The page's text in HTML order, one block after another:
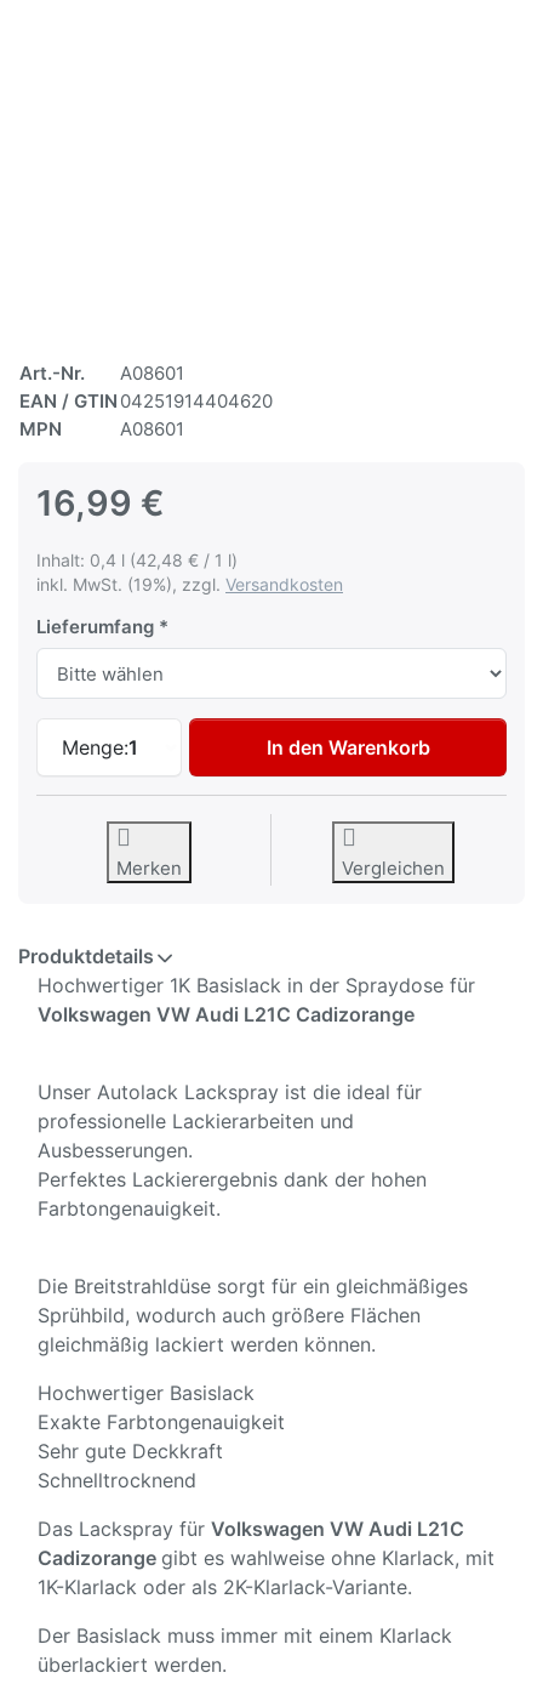
Art.-Nr.
A08601
EAN / GTIN 04251914404620
MPN
A08601
16,99 €
Inhalt: 0,4 l (42,48 € / 1 l)
inkl. MwSt. (19%), zzgl. Versandkosten
Lieferumfang
Menge:1
Autolack Spraydose für Volkswagen VW
In den Warenkorb
Merken Vergleichen
Produktdetails
Hochwertiger 1K Basislack in der Spraydose für
Volkswagen VW Audi L21C Cadizorange
Unser Autolack Lackspray ist die ideal für
professionelle Lackierarbeiten und
Ausbesserungen.
Perfektes Lackierergebnis dank der hohen
Farbtongenauigkeit.
Die Breitstrahldüse sorgt für ein gleichmäßiges
Sprühbild, wodurch auch größere Flächen
gleichmäßig lackiert werden können.
Hochwertiger Basislack
Exakte Farbtongenauigkeit
Sehr gute Deckkraft
Schnelltrocknend
Das Lackspray für Volkswagen VW Audi L21C
Cadizorange gibt es wahlweise ohne Klarlack, mit
1K-Klarlack oder als 2K-Klarlack-Variante.
Der Basislack muss immer mit einem Klarlack
überlackiert werden.